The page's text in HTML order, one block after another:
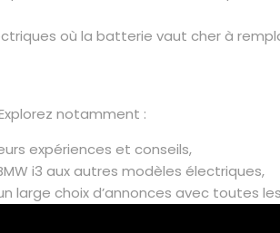
où la batterie vaut cher à
notamment :
expériences et conseils,
i3 aux autres modèles électriques,
large choix d’annonces avec toutes